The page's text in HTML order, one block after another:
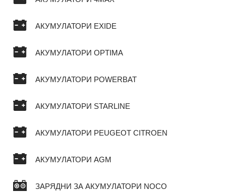
АКУМУЛАТОРИ EXIDE
АКУМУЛАТОРИ OPTIMA
АКУМУЛАТОРИ POWERBAT
АКУМУЛАТОРИ STARLINE
АКУМУЛАТОРИ PEUGEOT CITROEN
АКУМУЛАТОРИ AGM
ЗАРЯДНИ ЗА АКУМУЛАТОРИ NOCO